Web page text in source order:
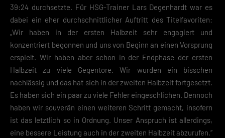
39:24 durchsetzte. Für HSG-Trainer Lars Degenhardt war es
dabei ein eher durchschnittlicher Auftritt des Titelfavoriten:
„Wir haben in der ersten Halbzeit sehr engagiert und
konzentriert begonnen und uns von Beginn an einen Vorsprung
erspielt. Wir haben aber schon in der Endphase der ersten
Halbzeit zu viele Gegentore. Wir wurden ein bisschen
nachlässig und das hat sich in der zweiten Halbzeit fortgesetzt.
Es haben sich ein paar zu viele Fehler eingeschlichen. Dennoch
haben wir souverän einen weiteren Schritt gemacht, insofern
ist das letztlich so in Ordnung. Unser Anspruch ist allerdings,
eine bessere Leistung auch in der zweiten Halbzeit abzurufen.“